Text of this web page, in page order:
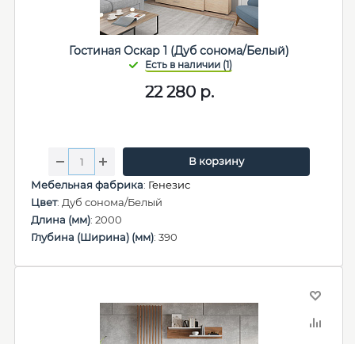
Гостиная Оскар 1 (Дуб сонома/Белый)
22 280р.
В корзину
Мебельная фабрика: Генезис
Цвет: Дуб сонома/Белый
Длина (мм): 2000
Глубина (Ширина) (мм): 390